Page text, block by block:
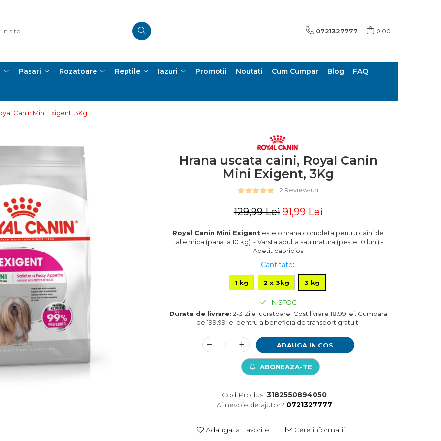
0721327777 0,00
Pasari Rozatoare Reptile Iazuri Promotii Noutati Cum Cumpar Blog FAQ
Canin Mini Exigent, 3Kg
Hrana uscata caini, Royal Canin
Mini Exigent, 3Kg
2 Review-uri
129,99 Lei 91,99 Lei
Royal Canin Mini Exigent este o hrana completa pentru caini de
talie mica (pana la 10 kg) - Varsta adulta sau matura (peste 10 luni) -
Apetit capricios
Cantitate:
1 kg 2 x 3kg 3 kg
IN STOC
Durata de livrare: 2-3 Zile lucratoare. Cost livrare 18.99 lei. Cumpara
de 199.99 lei pentru a beneficia de transport gratuit.
ADAUGA IN COS
ABONEAZA-TE
Cod Produs: 3182550894050
Ai nevoie de ajutor? 0721327777
Adauga la Favorite Cere informatii